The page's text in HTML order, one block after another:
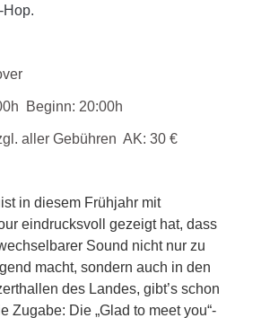
Hop.
Beginn: 20:00h
aller Gebühren AK: 30 €
in diesem Frühjahr mit
eindrucksvoll gezeigt hat, dass
Sound nicht nur zu
macht, sondern auch in den
des Landes, gibt’s schon
Zugabe: Die „Glad to meet you“-